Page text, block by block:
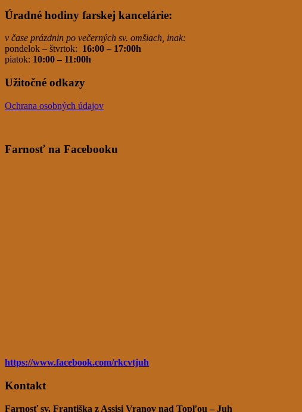
Úradné hodiny farskej kancelárie:
v čase prázdnin po večerných sv. omšiach, inak:
pondelok – štvrtok: 16:00 – 17:00h
piatok: 10:00 – 11:00h
Užitočné odkazy
Ochrana osobných údajov
Farnosť na Facebooku
https://www.facebook.com/rkcvtjuh
Kontakt
Farnosť sv. Františka z Assisi Vranov nad Topľou – Juh